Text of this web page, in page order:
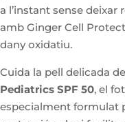
a l’instant sense deixar
amb Ginger Cell
dany oxidatiu.
Cuida la pell delicada
Pediatrics SPF 50, el
especialment formulat